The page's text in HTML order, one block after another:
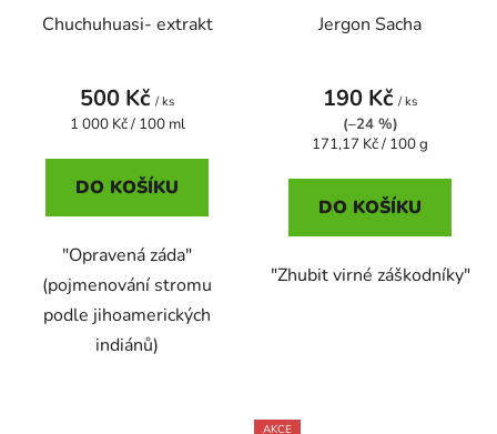
Chuchuhuasi- extrakt
500 Kč / ks
Měrná
1 000 Kč / 100 ml
DO KOŠÍKU
"Opravená záda"
(pojmenování stromu
podle jihoamerických
indiánů)
Jergon Sacha
190 Kč / ks
(–24 %)
Měrná
171,17 Kč / 100 g
DO KOŠÍKU
"Zhubit virné záškodníky"
AKCE